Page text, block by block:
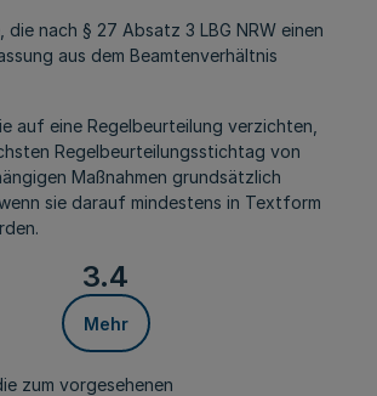
nach § 27 Absatz 3 LBG NRW einen
aus dem Beamtenverhältnis
auf eine Regelbeurteilung verzichten,
Regelbeurteilungsstichtag von
Maßnahmen grundsätzlich
sie darauf mindestens in Textform
3.4
Mehr
zum vorgesehenen